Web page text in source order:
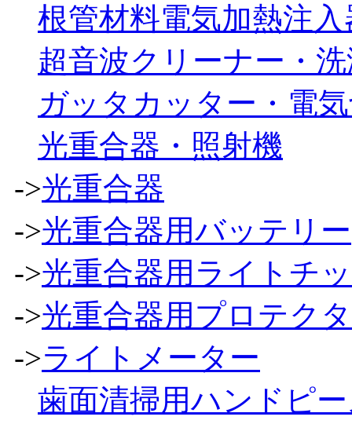
根管材料電気加熱注入
超音波クリーナー・
ガッタカッター・電
光重合器・照射機
->光重合器
->光重合器用バッテリー
->光重合器用ライトチ
->光重合器用プロテク
->ライトメーター
歯面清掃用ハンドピ